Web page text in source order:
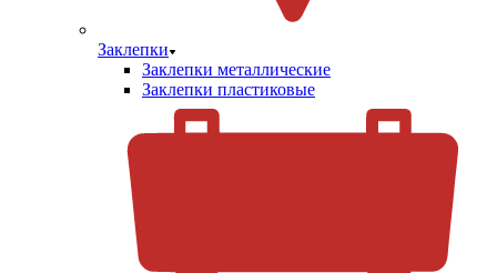
Заклепки
Заклепки металлические
Заклепки пластиковые